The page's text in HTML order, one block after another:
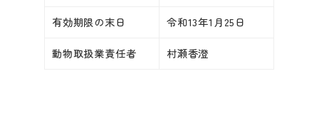
有効期限の末日 令和13年1月25日
動物取扱業責任者 村瀬香澄